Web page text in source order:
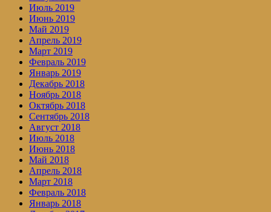
Июль 2019
Июнь 2019
Май 2019
Апрель 2019
Март 2019
Февраль 2019
Январь 2019
Декабрь 2018
Ноябрь 2018
Октябрь 2018
Сентябрь 2018
Август 2018
Июль 2018
Июнь 2018
Май 2018
Апрель 2018
Март 2018
Февраль 2018
Январь 2018